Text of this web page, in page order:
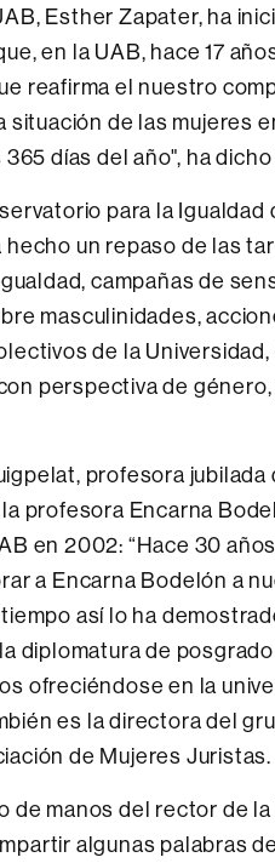
Esther Zapater, ha
en la UAB, hace 17
reafirma el nuestro
de las mujeres
días del año", ha
para la
un repaso de las
campañas de
masculinidades,
de la
perspectiva de
profesora
profesora Encarna
en 2002: “Hace 30
a Encarna Bodelón a
así lo ha
diplomatura de
ofreciéndose en la
es la directora del
de Mujeres Juristas.
manos del rector de
algunas palabras